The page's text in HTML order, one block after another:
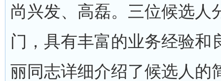
尚兴发、高磊。三位候选人
门，具有丰富的业务经验和
丽同志详细介绍了候选人的